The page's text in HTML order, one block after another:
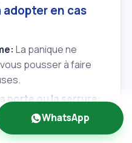
adopter en cas
La panique ne
pousser à faire
porte ou la serrure:
force risque
et le coût de
WhatsApp